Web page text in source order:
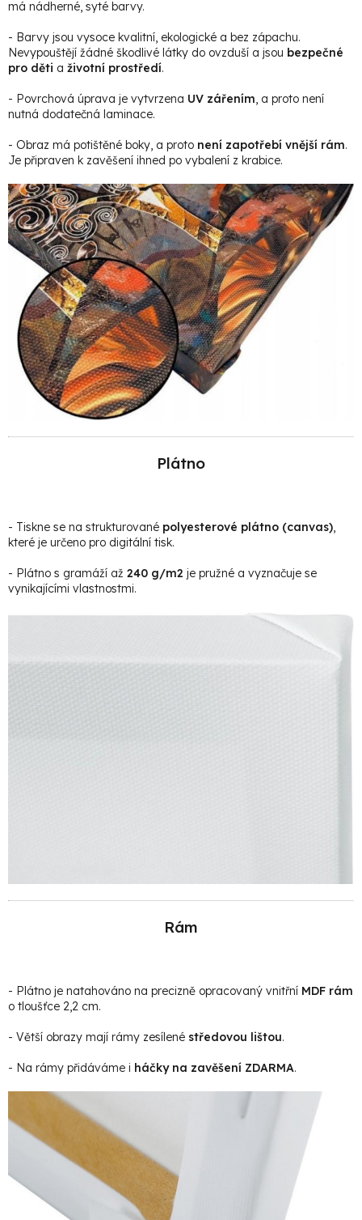
má nádherné, syté barvy.
- Barvy jsou vysoce kvalitní, ekologické a bez zápachu.
Nevypouštějí žádné škodlivé látky do ovzduší a jsou bezpečné
pro děti a životní prostředí.
- Povrchová úprava je vytvrzena UV zářením, a proto není
nutná dodatečná laminace.
- Obraz má potištěné boky, a proto není zapotřebí vnější rám.
Je připraven k zavěšení ihned po vybalení z krabice.
Plátno
- Tiskne se na strukturované polyesterové plátno (canvas),
které je určeno pro digitální tisk.
- Plátno s gramáží až 240 g/m2 je pružné a vyznačuje se
vynikajícími vlastnostmi.
Rám
- Plátno je natahováno na precizně opracovaný vnitřní MDF rám
o tloušťce 2,2 cm.
- Větší obrazy mají rámy zesílené středovou lištou.
- Na rámy přidáváme i háčky na zavěšení ZDARMA.